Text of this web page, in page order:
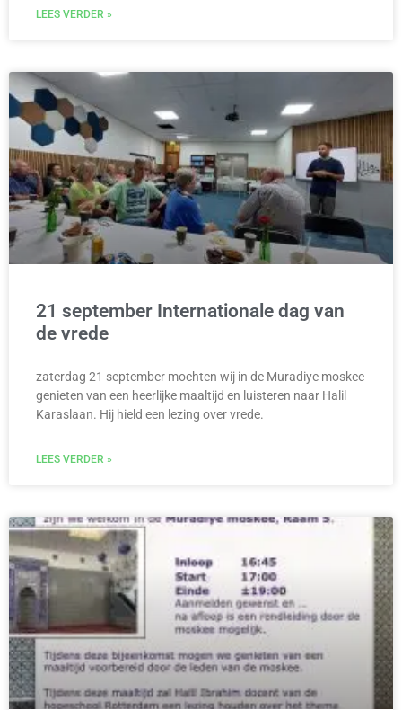
LEES VERDER »
21 september Internationale dag van
de vrede
zaterdag 21 september mochten wij in de Muradiye moskee
genieten van een heerlijke maaltijd en luisteren naar Halil
Karaslaan. Hij hield een lezing over vrede.
LEES VERDER »